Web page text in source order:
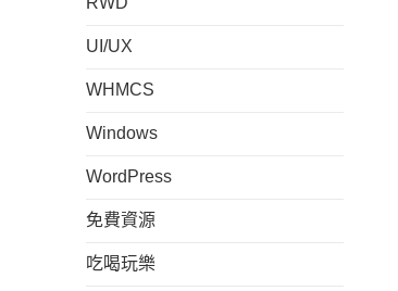
UI/UX
WHMCS
Windows
WordPress
免費資源
吃喝玩樂